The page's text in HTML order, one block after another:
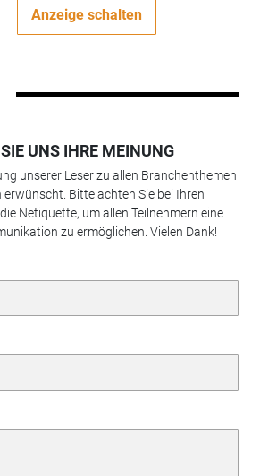
Anzeige schalten
UNS IHRE MEINUNG
unserer Leser zu allen Branchenthemen
Bitte achten Sie bei Ihren
Netiquette, um allen Teilnehmern eine
zu ermöglichen. Vielen Dank!